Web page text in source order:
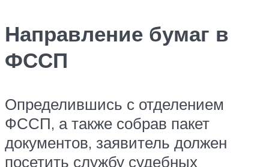
Направление бумаг в
ФССП
Определившись с отделением
ФССП, а также собрав пакет
документов, заявитель должен
посетить службу судебных